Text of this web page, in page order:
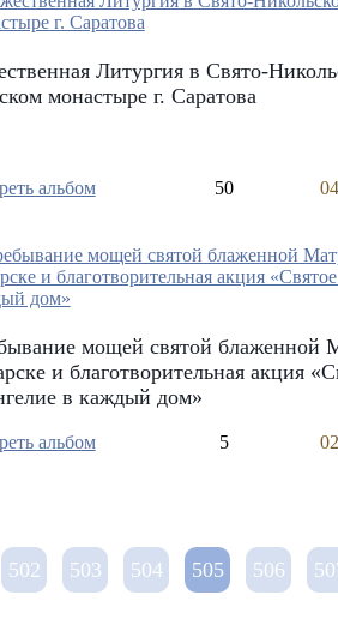
Литургия в Cвято-
монастыре г. Саратова
альбом 50
мощей святой блаженной
и благотворительная акция
в каждый дом»
альбом 5
502 503 504 505 506